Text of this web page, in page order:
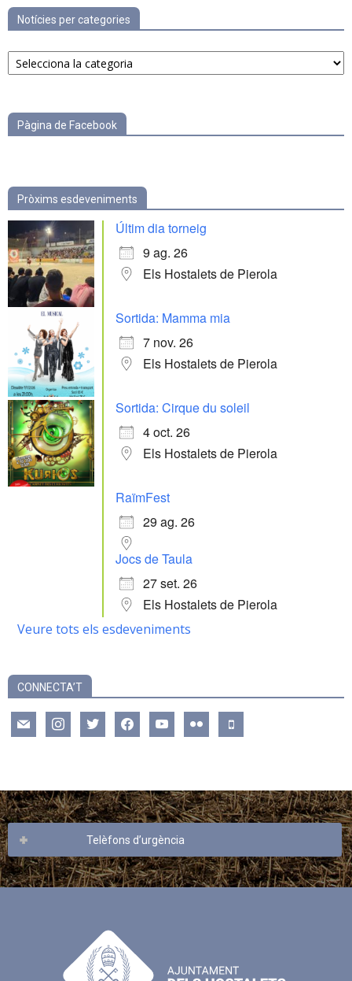
Notícies per categories
Notícies
per
Pàgina de Facebook
Pròxims esdeveniments
Últim dia torneig
9 ag. 26
Els Hostalets de Pierola
Sortida: Mamma mia
7 nov. 26
Els Hostalets de Pierola
Sortida: Cirque du soleil
4 oct. 26
Els Hostalets de Pierola
RaïmFest
29 ag. 26
Jocs de Taula
27 set. 26
Els Hostalets de Pierola
Veure tots els esdeveniments
CONNECTA’T
mail instagramtwitter facebookyoutube flickr mobile
Telèfons d’urgència